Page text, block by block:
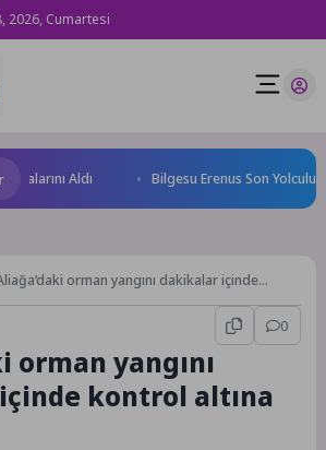
2026, Cumartesi
Aldı Bilgesu Erenus Son
orman yangını dakikalar içinde
0
orman yangını
kontrol altına